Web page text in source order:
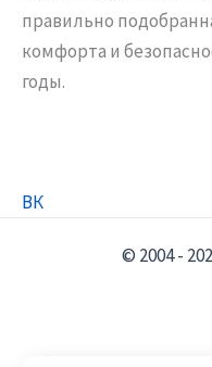
правильно
комфорта и
годы.
ВК
© 2004 -